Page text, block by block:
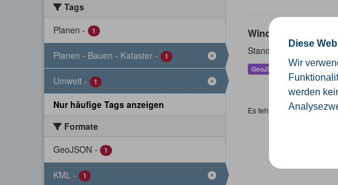
Diese
Wir
werden
Tags
Planen - 1
Planen - Bauen - Kataster - 1
Umwelt - 1
Nur häufige Tags anzeigen
Formate
GeoJSON - 1
KML - 1
Windenergieanlagen
Standorte der
GeoJSON KML SHP
Es fehlen spezifische